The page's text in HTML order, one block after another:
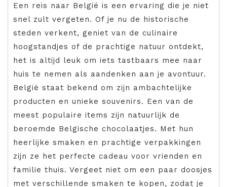
Een reis naar België is een ervaring die je niet
snel zult vergeten. Of je nu de historische
steden verkent, geniet van de culinaire
hoogstandjes of de prachtige natuur ontdekt,
het is altijd leuk om iets tastbaars mee naar
huis te nemen als aandenken aan je avontuur.
België staat bekend om zijn ambachtelijke
producten en unieke souvenirs. Een van de
meest populaire items zijn natuurlijk de
beroemde Belgische chocolaatjes. Met hun
heerlijke smaken en prachtige verpakkingen
zijn ze het perfecte cadeau voor vrienden en
familie thuis. Vergeet niet om een paar doosjes
met verschillende smaken te kopen, zodat je